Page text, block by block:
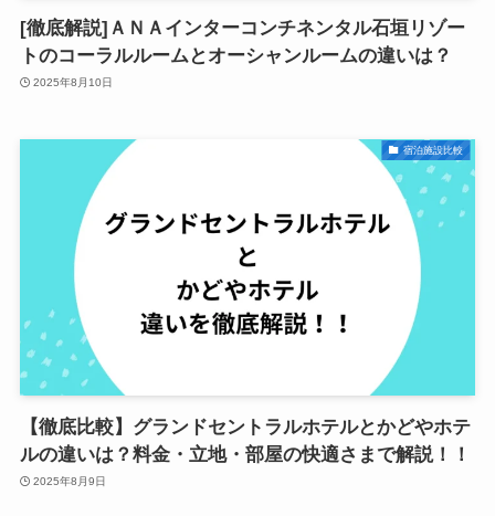
[徹底解説]ＡＮＡインターコンチネンタル石垣リゾー
トのコーラルルームとオーシャンルームの違いは？
2025年8月10日
宿泊施設比較
【徹底比較】グランドセントラルホテルとかどやホテ
ルの違いは？料金・立地・部屋の快適さまで解説！！
2025年8月9日